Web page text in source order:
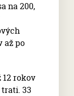
na 200,
až po
12 rokov
33